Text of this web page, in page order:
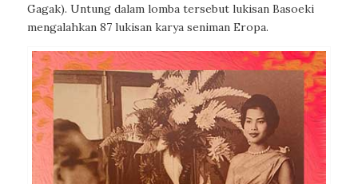
Gagak). Untung dalam lomba tersebut lukisan Basoeki
mengalahkan 87 lukisan karya seniman Eropa.